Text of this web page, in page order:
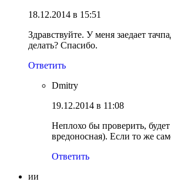
18.12.2014 в 15:51
Здравствуйте. У меня заедает
делать? Спасибо.
Ответить
Dmitry
19.12.2014 в 11:08
Неплохо бы проверить,
вредоносная). Если то же
Ответить
ии